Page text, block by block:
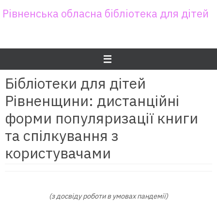
toРівненська обласна бібліотека для дітей
Бібліотеки для дітей
Рівненщини: дистанційні
форми популяризації книги
та спілкування з
користувачами
(з досвіду роботи в умовах пандемії)